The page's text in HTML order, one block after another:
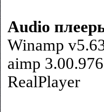
Audio
Winamp
aimp 3.00.976
RealPlayer